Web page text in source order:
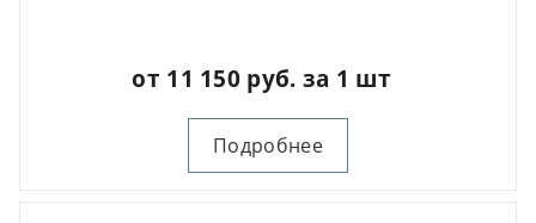
от 11 150 руб. за 1 шт
Подробнее